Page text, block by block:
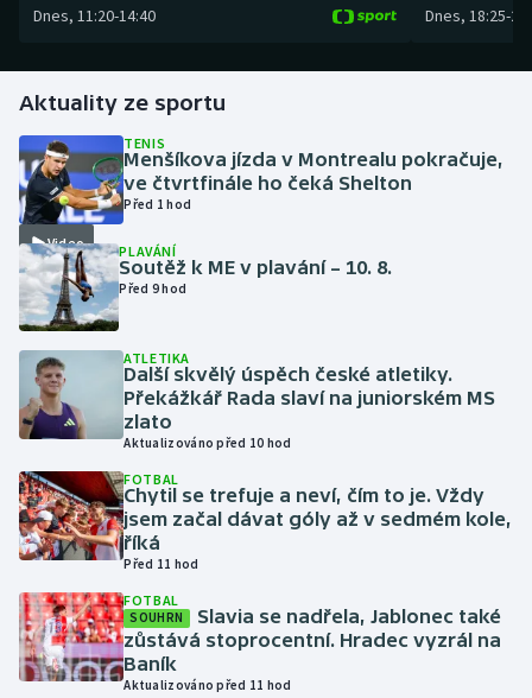
Dostihy
Futsal
Golf
Gymnastika
Házená
Jezdectví
Judo
Krasobruslení
Lezení
Lyže a snowboard
Moderní pětiboj
Dnes, 11:20-14:40 Dnes, 18:25-
Aktuality ze sportu
Video
TENIS
Menšíkova jízda v Montrealu pokračuje,
ve čtvrtfinále ho čeká Shelton
Před 1 hod
PLAVÁNÍ
Soutěž k ME v plavání – 10. 8.
Před 9 hod
ATLETIKA
Další skvělý úspěch české atletiky.
Překážkář Rada slaví na juniorském MS
zlato
Aktualizováno před 10 hod
FOTBAL
Chytil se trefuje a neví, čím to je. Vždy
jsem začal dávat góly až v sedmém kole,
říká
Před 11 hod
FOTBAL
SOUHRN
Slavia se nadřela, Jablonec také
zůstává stoprocentní. Hradec vyzrál na
Baník
Aktualizováno před 11 hod